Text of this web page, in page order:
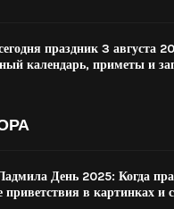
праздник 3 августа
календарь, приметы и
День 2025: Когда
в картинках и